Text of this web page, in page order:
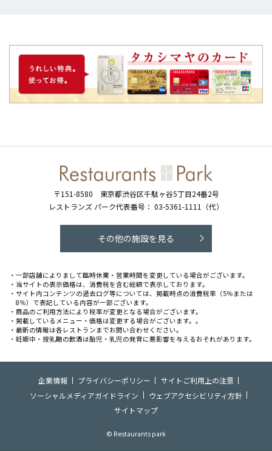
〒151-8580 東京都渋谷区千駄ヶ谷5丁目24番2号
レストランズ パーク代表番号： 03-5361-1111（代）
その他の施設を見る
・一部店舗によりまして臨時休業・営業時間を変更している場合がございます。
・当サイトの表示価格は、消費税を含む総額で表示しております。
・サイト内コンテンツの過去ログ等については、掲載時点の消費税率（5％または
8％）で表記している内容が一部ございます。
・商品のご利用方法により税率が変更となる場合がございます。
・掲載しているメニュー・価格は変更する場合がございます。。
・最新の情報は各レストランまでお問い合わせください。
・妊娠中・授乳期の飲酒は胎児・乳児の発育に悪影響を与えるおそれがあります。
企業情報 プライバシーポリシー
サイトご利用上の注意
ソーシャルメディアガイドライン
ウェブアクセシビリティ方針
サイトマップ
© Restaurants park